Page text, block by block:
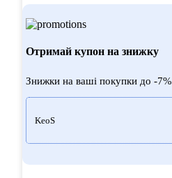
Отримай купон на знижку
Знижки на ваші покупки до -7%
KeoS